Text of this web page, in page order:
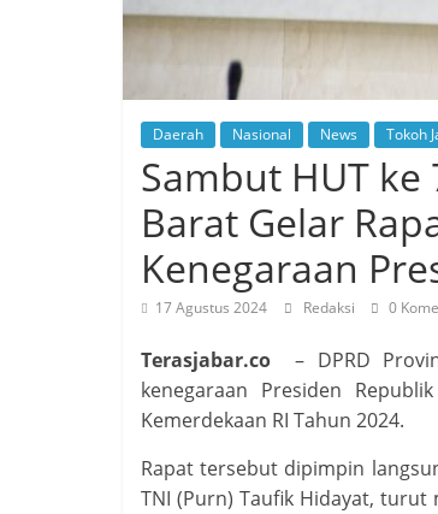
Daerah Nasional News Tokoh
Sambut HUT ke
Barat Gelar
Kenegaraan
17 Agustus 2024 Redaksi 0
Terasjabar.co
– DPRD
kenegaraan Presiden
Kemerdekaan RI Tahun 2024.
Rapat tersebut dipimpin
TNI (Purn) Taufik Hidayat, turut